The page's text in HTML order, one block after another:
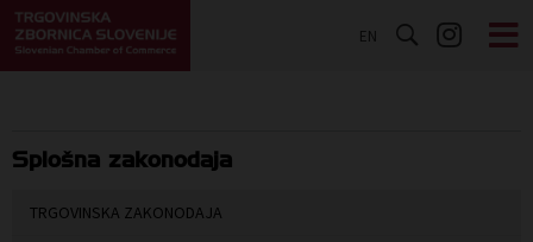
EN
Splošna zakonodaja
TRGOVINSKA ZAKONODAJA